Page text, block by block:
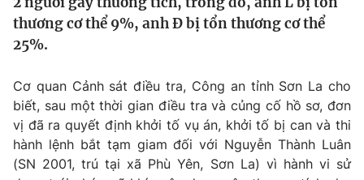
Thế giới
Tin tức
Câu chuyện quốc tế
Kinh tế
Tài chính
Thị trường
Góc doanh nghiệp
Dữ liệu và đời sống
Truyền hình
thương cơ thể 9%, anh Đ bị tổn thương cơ thể
25%.
Cơ quan Cảnh sát điều tra, Công an tỉnh Sơn La cho
biết, sau một thời gian điều tra và củng cố hồ sơ, đơn
vị đã ra quyết định khởi tố vụ án, khởi tố bị can và thi
hành lệnh bắt tạm giam đối với Nguyễn Thành Luân
(SN 2001, trú tại xã Phù Yên, Sơn La) vì hành vi sử